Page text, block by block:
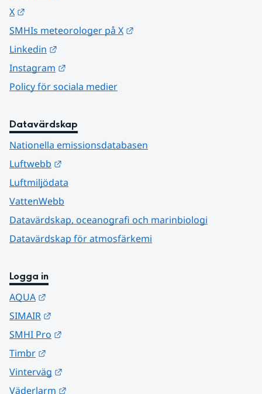
X
SMHIs meteorologer på X
Linkedin
Instagram
Policy för sociala medier
Datavärdskap
Nationella emissionsdatabasen
Luftwebb
Luftmiljödata
VattenWebb
Datavärdskap, oceanografi och marinbiologi
Datavärdskap för atmosfärkemi
Logga in
AQUA
SIMAIR
SMHI Pro
Timbr
Vinterväg
Väderlarm